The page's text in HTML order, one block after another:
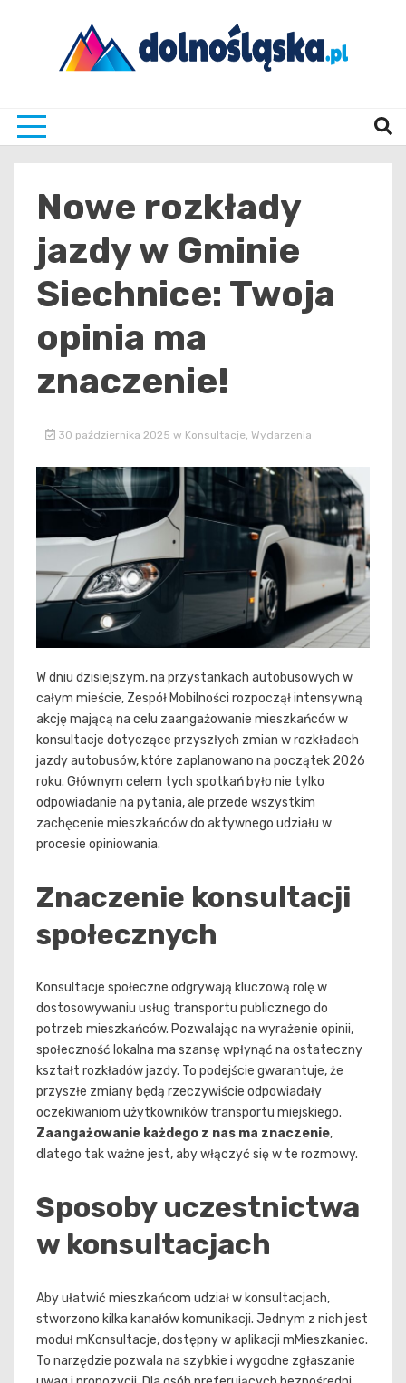
Nowe rozkłady
jazdy w Gminie
Siechnice: Twoja
opinia ma
znaczenie!
30 października 2025 w Konsultacje, Wydarzenia
W dniu dzisiejszym, na przystankach autobusowych w
całym mieście, Zespół Mobilności rozpoczął intensywną
akcję mającą na celu zaangażowanie mieszkańców w
konsultacje dotyczące przyszłych zmian w rozkładach
jazdy autobusów, które zaplanowano na początek 2026
roku. Głównym celem tych spotkań było nie tylko
odpowiadanie na pytania, ale przede wszystkim
zachęcenie mieszkańców do aktywnego udziału w
procesie opiniowania.
Znaczenie konsultacji
społecznych
Konsultacje społeczne odgrywają kluczową rolę w
dostosowywaniu usług transportu publicznego do
potrzeb mieszkańców. Pozwalając na wyrażenie opinii,
społeczność lokalna ma szansę wpłynąć na ostateczny
kształt rozkładów jazdy. To podejście gwarantuje, że
przyszłe zmiany będą rzeczywiście odpowiadały
oczekiwaniom użytkowników transportu miejskiego.
Zaangażowanie każdego z nas ma znaczenie,
dlatego tak ważne jest, aby włączyć się w te rozmowy.
Sposoby uczestnictwa
w konsultacjach
Aby ułatwić mieszkańcom udział w konsultacjach,
stworzono kilka kanałów komunikacji. Jednym z nich jest
moduł mKonsultacje, dostępny w aplikacji mMieszkaniec.
To narzędzie pozwala na szybkie i wygodne zgłaszanie